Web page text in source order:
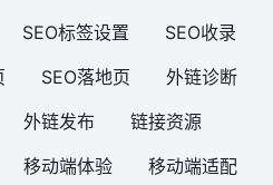
SEO标签设置
SEO收录
SEO落地页
外链诊断
外链发布
链接资源
移动端体验
移动端适配